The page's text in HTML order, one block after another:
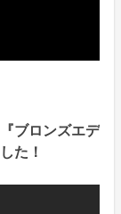
ブロンズエデ
た！